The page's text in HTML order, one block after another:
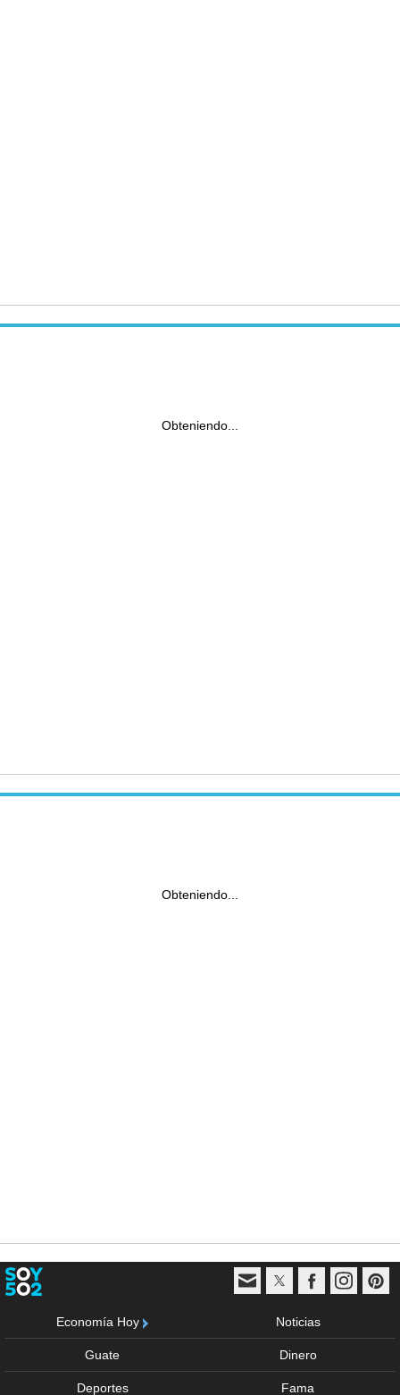
Obteniendo...
Obteniendo...
Economía Hoy Noticias
Guate Dinero
Deportes Fama